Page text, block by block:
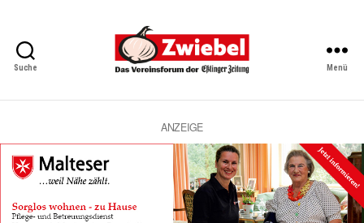
Suche
Vereinsforum
Eßlinger
Zeitung
Menü
ANZEIGE